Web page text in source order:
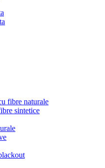
fibre naturale
sintetice